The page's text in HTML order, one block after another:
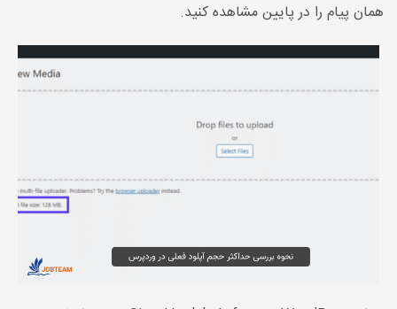
همان پیام را در پایین مشاهده کنید.